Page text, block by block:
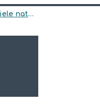
Balerini fete din piele naturala model JANE